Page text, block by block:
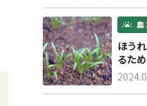
ほう
るた